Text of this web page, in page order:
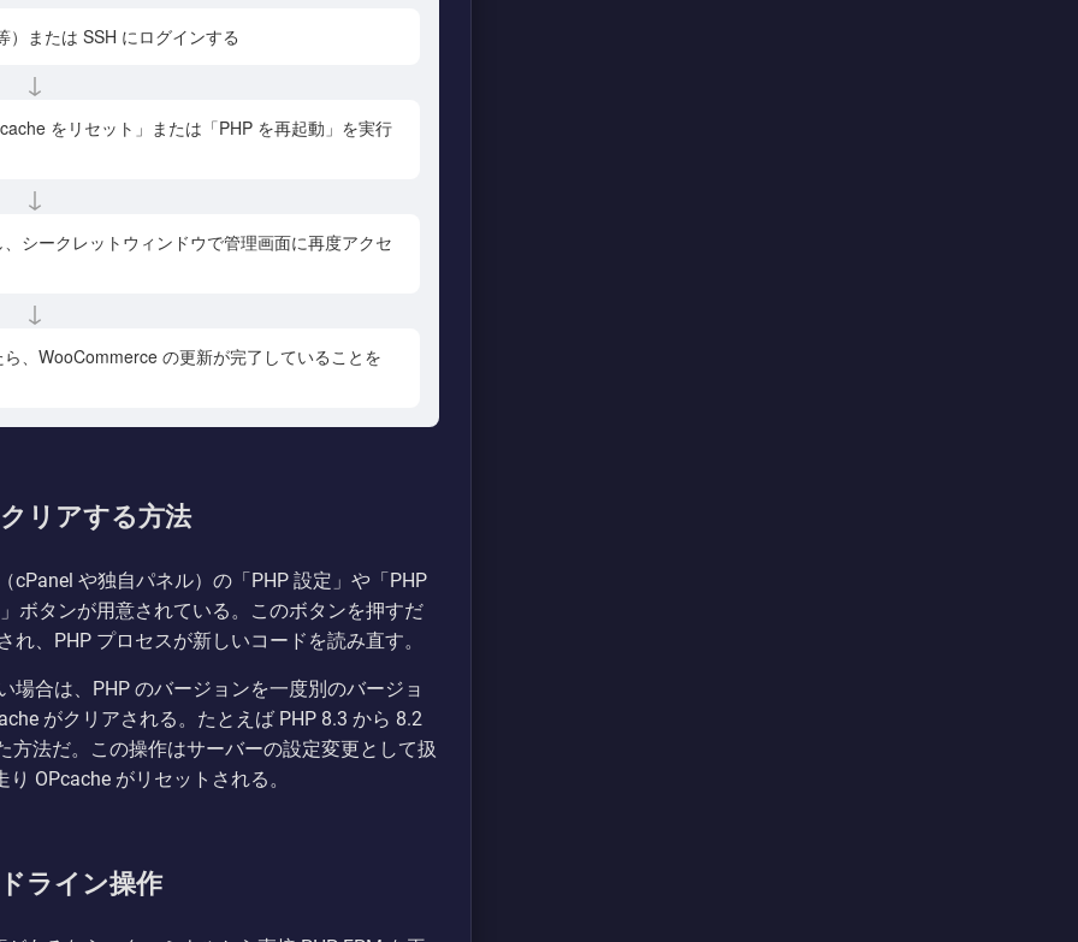
または SSH にログインする
↓
をリセット」または「PHP を再起動」を実行
↓
シークレットウィンドウで管理画面に再度アクセ
↓
、WooCommerce の更新が完了していることを
リアする方法
や独自パネル）の「PHP 設定」や「PHP
ボタンが用意されている。このボタンを押すだ
、PHP プロセスが新しいコードを読み直す。
合は、PHP のバージョンを一度別のバージョ
がクリアされる。たとえば PHP 8.3 から 8.2
法だ。この操作はサーバーの設定変更として扱
OPcache がリセットされる。
ライン操作